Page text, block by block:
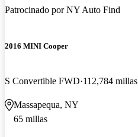
Patrocinado porNY Auto Find
2016 MINI Cooper
S Convertible FWD 112,784 millas
Massapequa, NY
65 millas